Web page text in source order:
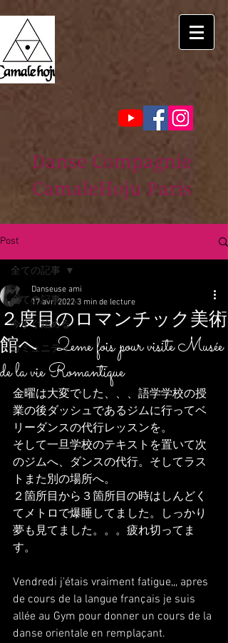
Danse Compagnie
CamaleHoju Paris
Post
全ての記事
今すぐ始める
コミュニティ
全ての記事
２度目のロマンチック美術
館へ 2eme fois pour visite Musée
de la vie Romantique
Danseuse ami
17 avr. 2022 3 min de lecture
金曜は大変でした、、、語学学校の授
業の後ダッシュであるジムに行ってベ
リーダンスの代行レッスンを。
そして一旦学校のテキストを置いて次
のジムへ、ダンスの代行。そしてラス
トまた別の場所へ。
２箇所目から３箇所目の時はしんどく
てメトロで爆睡してました。しっかり
夢も見てました。。。疲れ切ってま
す。
Vendredi j'étais vraiment fatigue,,, apres
de cours de la langue français je suis
allée au Gym pour donner un cours de la
danse orientale en remplaçant.